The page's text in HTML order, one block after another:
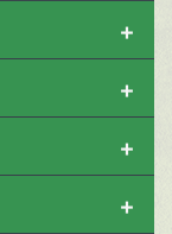
+
+
+
+